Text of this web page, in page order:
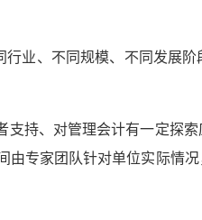
业、不同规模、不同发展
持、对管理会计有一定探
专家团队针对单位实际情